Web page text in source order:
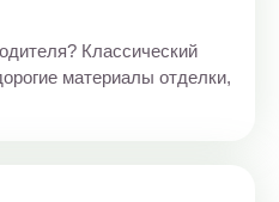
Классический
материалы отделки,